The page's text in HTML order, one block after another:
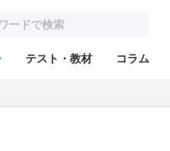
テスト・教材 コラム